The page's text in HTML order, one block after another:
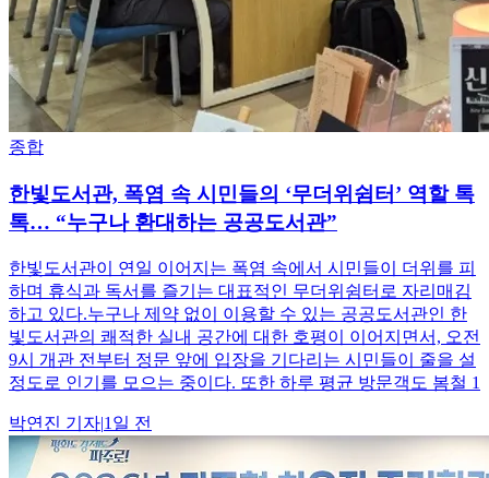
종합
한빛도서관, 폭염 속 시민들의 ‘무더위쉼터’ 역할 톡
톡… “누구나 환대하는 공공도서관”
한빛도서관이 연일 이어지는 폭염 속에서 시민들이 더위를 피
하며 휴식과 독서를 즐기는 대표적인 무더위쉼터로 자리매김
하고 있다.누구나 제약 없이 이용할 수 있는 공공도서관인 한
빛도서관의 쾌적한 실내 공간에 대한 호평이 이어지면서, 오전
9시 개관 전부터 정문 앞에 입장을 기다리는 시민들이 줄을 설
정도로 인기를 모으는 중이다. 또한 하루 평균 방문객도 봄철 1
박연진 기자|1일 전